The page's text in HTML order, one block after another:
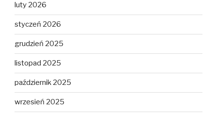
luty 2026
styczeń 2026
grudzień 2025
listopad 2025
październik 2025
wrzesień 2025